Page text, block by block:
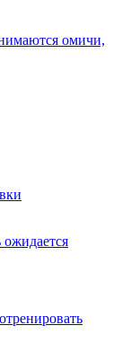
омичи,